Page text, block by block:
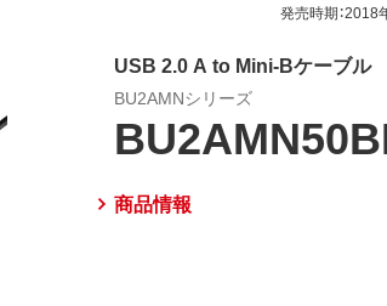
発売時期：2018
USB 2.0 A to Mini-Bケーブル
BU2AMNシリーズ
商品情報